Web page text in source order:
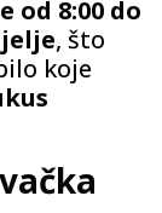
od 8:00 do
, što
koje